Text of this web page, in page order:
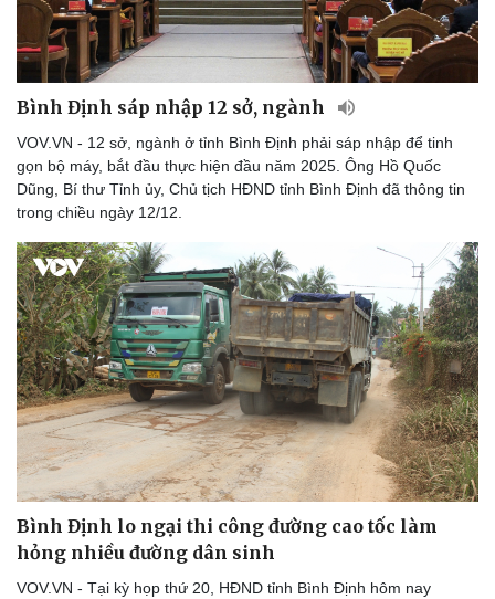
Thể thao
Bóng đá
Lịch thi đấu bóng đá
Thế giới thể thao
eSports
Hậu trường
Ô tô - Xe máy
Ô tô
Xe máy
Tư vấn
Bình Định sáp nhập 12 sở, ngành
VOV.VN - 12 sở, ngành ở tỉnh Bình Định phải sáp nhập để tinh
gọn bộ máy, bắt đầu thực hiện đầu năm 2025. Ông Hồ Quốc
Dũng, Bí thư Tỉnh ủy, Chủ tịch HĐND tỉnh Bình Định đã thông tin
trong chiều ngày 12/12.
Bình Định lo ngại thi công đường cao tốc làm
hỏng nhiều đường dân sinh
VOV.VN - Tại kỳ họp thứ 20, HĐND tỉnh Bình Định hôm nay